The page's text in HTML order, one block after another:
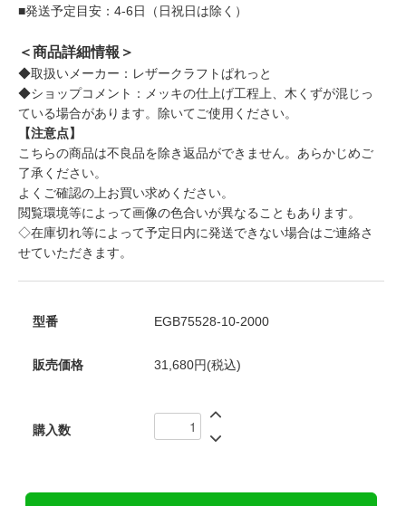
■発送予定目安：4-6日（日祝日は除く）
＜商品詳細情報＞
◆取扱いメーカー：レザークラフトぱれっと
◆ショップコメント：メッキの仕上げ工程上、木くずが混じっ
ている場合があります。除いてご使用ください。
【注意点】
こちらの商品は不良品を除き返品ができません。あらかじめご
了承ください。
よくご確認の上お買い求めください。
閲覧環境等によって画像の色合いが異なることもあります。
◇在庫切れ等によって予定日内に発送できない場合はご連絡さ
せていただきます。
型番 EGB75528-10-2000
販売価格 31,680円(税込)
購入数